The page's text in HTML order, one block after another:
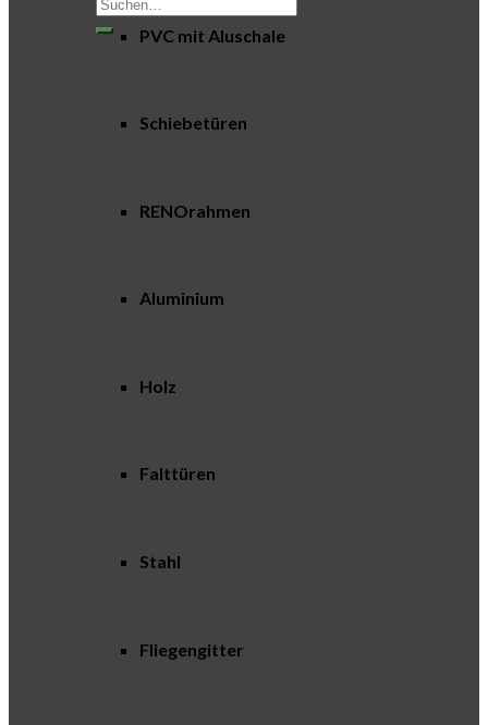
nach:
PVC mit Aluschale
Schiebetüren
RENOrahmen
Aluminium
Holz
Falttüren
Stahl
Fliegengitter